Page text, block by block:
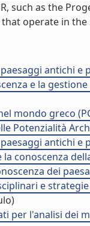
such as the
operate in
antichi e
e la
mondo greco
Potenzialità
antichi e
conoscenza
dei
e
per l'analisi dei